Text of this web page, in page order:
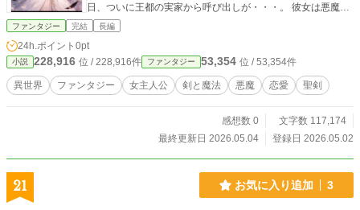
日、ついに王都の実家から呼び出しが・・・。 彼女は悪魔に
勝てるのか？
ファンタジー 完結 長編
24h.ポイント 0pt
小説 228,916 位 / 228,916件 ファンタジー 53,354 位 / 53,354件
異世界 ファンタジー 女主人公 剣と魔法 悪魔 恋愛 聖剣
感想数 0
文字数 117,174
最終更新日 2026.05.04
登録日 2026.05.02
21 お気に入り追加 3